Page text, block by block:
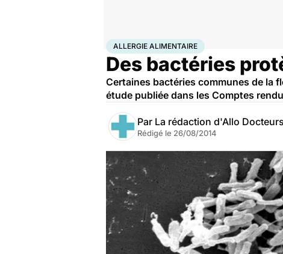
AccueilSantéMaladiesAllergie alimentaire
ALLERGIE ALIMENTAIRE
Des bactéries
Certaines bactéries communes de la
étude publiée dans les Comptes
Par La rédaction d'Allo Docteurs
Rédigé le 26/08/2014